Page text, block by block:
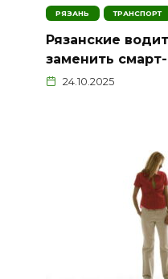
РЯЗАНЬ ТРАНСПОРТ
Рязанские
заменить
24.10.2025